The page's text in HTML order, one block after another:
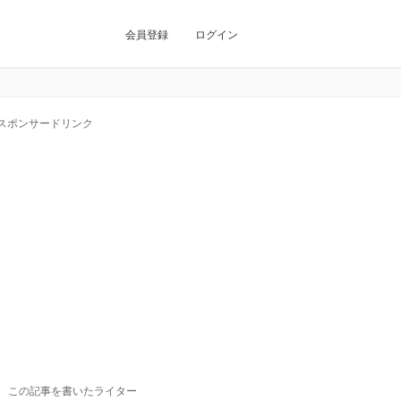
会員登録 ログイン
ポンサードリンク
この記事を書いたライター